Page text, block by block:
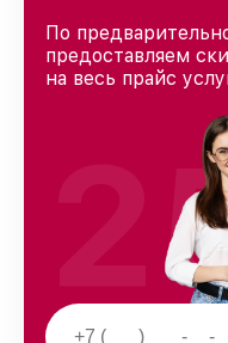
По
предоставляем
на весь прайс